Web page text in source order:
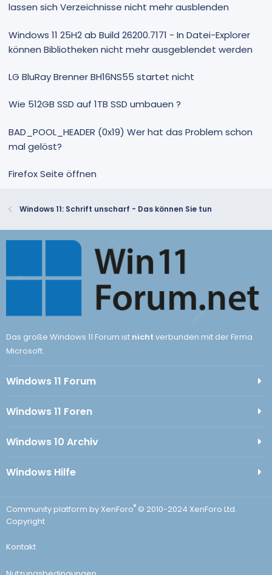
lassen sich Verzeichnisse nicht mehr ausblenden
Windows 11 25H2 ab Build 26200.7171 - In Datei-Explorer
können Bibliotheken nicht mehr ausgeblendet werden
LG BluRay Brenner BH16NS55 startet nicht
Wie 512GB SSD auf 1TB SSD umbauen ?
BAD_POOL_HEADER (0x19) Wer hat das Problem schon
mal gelöst?
Firefox Seite öffnen
Windows 11: Schrift unscharf - Das können Sie tun
Das große Windows 11 Forum ist nicht verbunden mit der Firma
Microsoft.
Windows 11 Forum
Windows 11 Foren
Windows 10 Archiv
Windows Hilfe
Community platform by XenForo® © 2010-2024 XenForo Ltd.
Copyright
Kontakt